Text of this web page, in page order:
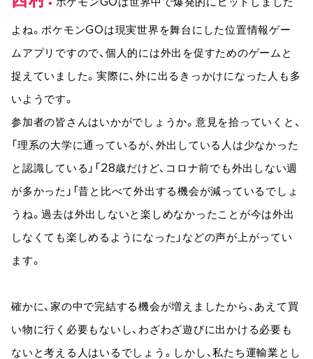
ポケモンGOは世界中で爆発的にヒットしました
よね。ポケモンGOは現実世界を舞台にした位置情報ゲー
ムアプリですので、個人的には外出を促すためのゲームと
捉えていました。実際に、外に出るきっかけになった人も多
いようです。
参加者の皆さんはいかがでしょうか。意見を拾っていくと、
「理系の大学に通っているが、外出している人は少なかった
と認識している」「28歳だけど、コロナ前でも外出しない週
が多かった」「昔と比べて外出する機会が減っているでしょ
うね。過去は外出しないと楽しめなかったことが今は外出
しなくても楽しめるようになった」などの声が上がってい
ます。
確かに、家の中で完結する機会が増えましたから、あえて買
い物に行く必要もないし、わざわざ遊びに出かける必要も
ないと考える人はいるでしょう。しかし、私たち運輸業とし